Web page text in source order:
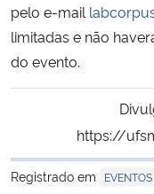
pelo e-mail
limitadas e não
do evento.
https://
Registrado em
EVENTOS